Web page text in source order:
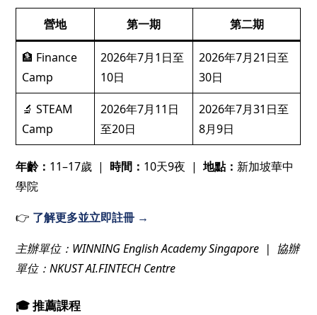
營地 第一期 第二期
🏦 Finance
Camp
2026年7月1日至
10日
2026年7月21日至
30日
🔬 STEAM
Camp
2026年7月11日
至20日
2026年7月31日至
8月9日
年齡： 11–17歲 | 時間： 10天9夜 |地點： 新加坡華中
學院
👉 了解更多並立即註冊 →
主辦單位：WINNING English Academy Singapore | 協辦
單位：NKUST AI.FINTECH Centre
🎓 推薦課程